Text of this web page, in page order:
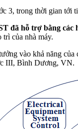
3, trong thời gian tới
đã hỗ trợ bằng các
trì của nhà máy.
vào khả năng
III, Bình Dương, VN.